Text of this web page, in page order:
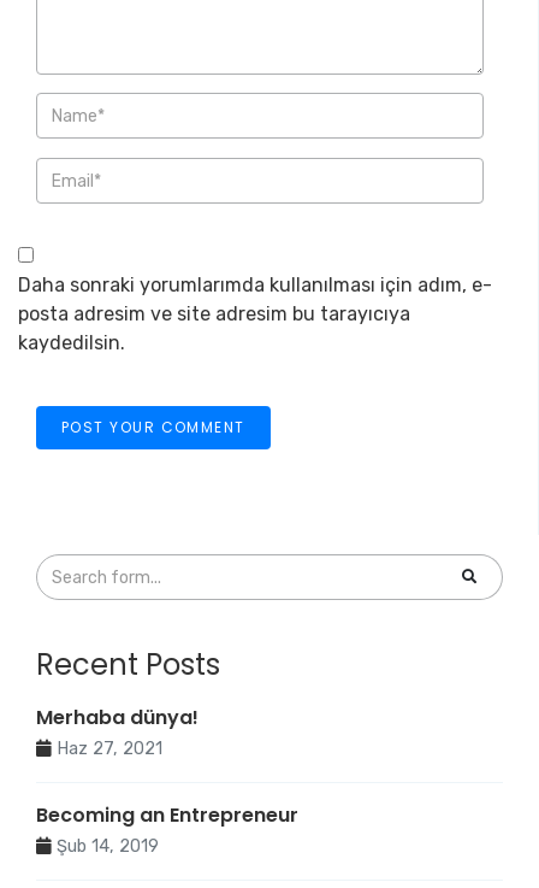
Daha sonraki yorumlarımda kullanılması için adım, e-
posta adresim ve site adresim bu tarayıcıya
kaydedilsin.
Recent Posts
Merhaba dünya!
Haz 27, 2021
Becoming an Entrepreneur
Şub 14, 2019